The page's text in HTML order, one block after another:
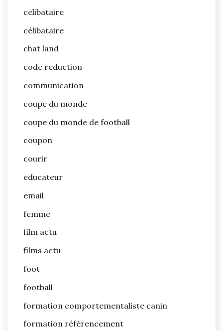
celibataire
célibataire
chat land
code reduction
communication
coupe du monde
coupe du monde de football
coupon
courir
educateur
email
femme
film actu
films actu
foot
football
formation comportementaliste canin
formation référencement